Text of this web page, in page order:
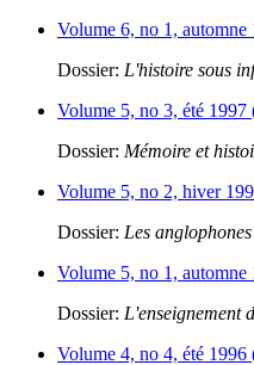
Volume 6, no 1, automne
Dossier: L'histoire sous
Volume 5, no 3, été 1997
Dossier: Mémoire et
Volume 5, no 2, hiver
Dossier: Les
Volume 5, no 1, automne
Dossier: L'enseignement
Volume 4, no 4, été 1996